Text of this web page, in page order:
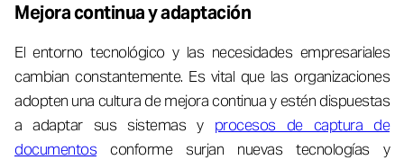
Mejora continua y adaptación
El entorno tecnológico y las necesidades empresariales
cambian constantemente. Es vital que las organizaciones
adopten una cultura de mejora continua y estén dispuestas
a adaptar sus sistemas y procesos de captura de
documentosconforme surjan nuevas tecnologías y